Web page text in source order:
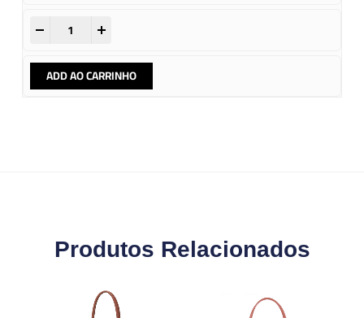
ADD AO CARRINHO
Produtos Relacionados